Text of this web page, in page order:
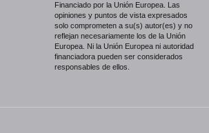
Financiado por la Unión Europea. Las
opiniones y puntos de vista expresados
solo comprometen a su(s) autor(es) y no
reflejan necesariamente los de la Unión
Europea. Ni la Unión Europea ni autoridad
financiadora pueden ser considerados
responsables de ellos.